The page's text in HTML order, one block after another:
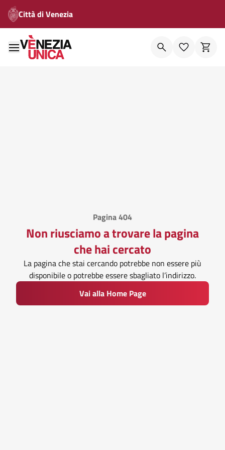
Città di Venezia
Pagina 404
Non riusciamo a trovare la pagina
che hai cercato
La pagina che stai cercando potrebbe non essere più
disponibile o potrebbe essere sbagliato l’indirizzo.
Vai alla Home Page